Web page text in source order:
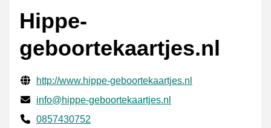
Hippe-
geboortekaartjes.nl
Verifisert kontaktinformasjon
Website URL
http://www.hippe-geboortekaartjes.nl
E-post
info@hippe-geboortekaartjes.nl
Phone number
0857430752